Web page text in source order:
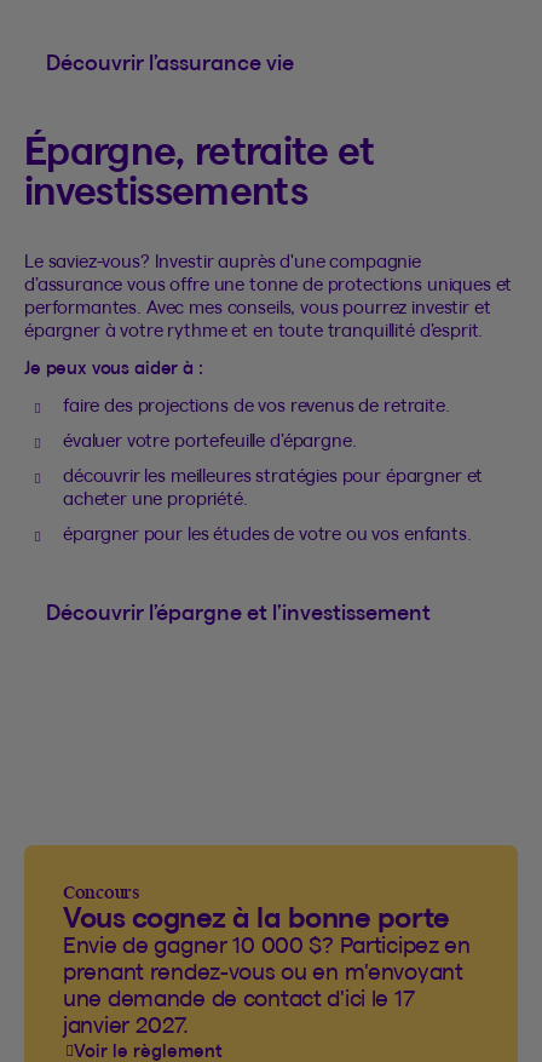
Découvrir l’assurance vie
Épargne, retraite et
investissements
Le saviez-vous? Investir auprès d'une compagnie
d’assurance vous offre une tonne de protections uniques et
performantes. Avec mes conseils, vous pourrez investir et
épargner à votre rythme et en toute tranquillité d’esprit.
Je peux vous aider à :
faire des projections de vos revenus de retraite.
évaluer votre portefeuille d’épargne.
découvrir les meilleures stratégies pour épargner et
acheter une propriété.
épargner pour les études de votre ou vos enfants.
Découvrir l’épargne et l’investissement
Concours
Vous cognez à la bonne porte
Envie de gagner 10 000 $? Participez en
prenant rendez-vous ou en m'envoyant
une demande de contact d'ici le 17
janvier 2027.
Voir le règlement